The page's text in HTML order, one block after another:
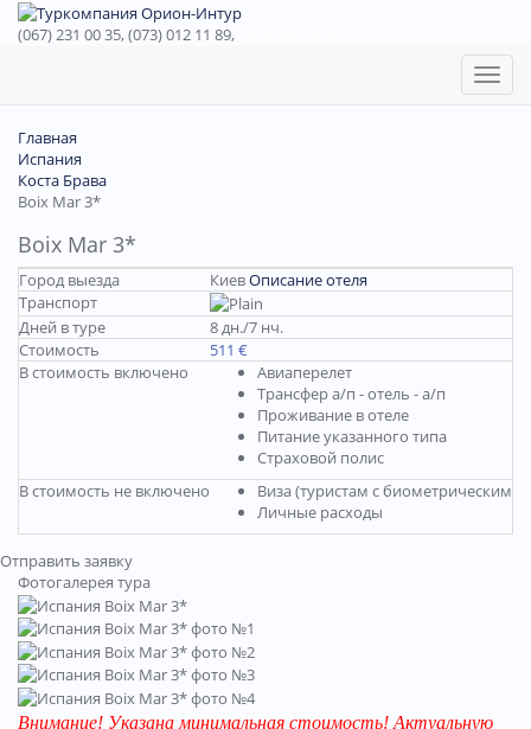
(067) 231 00 35, (073) 012 11 89,
Toggle
Главная
Испания
Коста Брава
Boix Mar 3*
Boix Mar 3*
Город выезда КиевОписание отеля
Транспорт
Дней в туре
8 дн./7 нч.
Стоимость
511 €
В стоимость включено
Авиаперелет
Трансфер а/п - отель - а/п
Проживание в отеле
Питание указанного типа
Страховой полис
В стоимость не включено
Виза (туристам с биометрическими
Личные расходы
Отправить заявку
Фотогалерея тура
Внимание! Указана минимальная стоимость! Актуальную